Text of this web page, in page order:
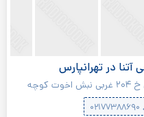
در تهرانپارس
تهران تهرانپارس فلکه سوم تهرانپارس خ ۲۰۴ غربی نبش اخوت کوچه
۷